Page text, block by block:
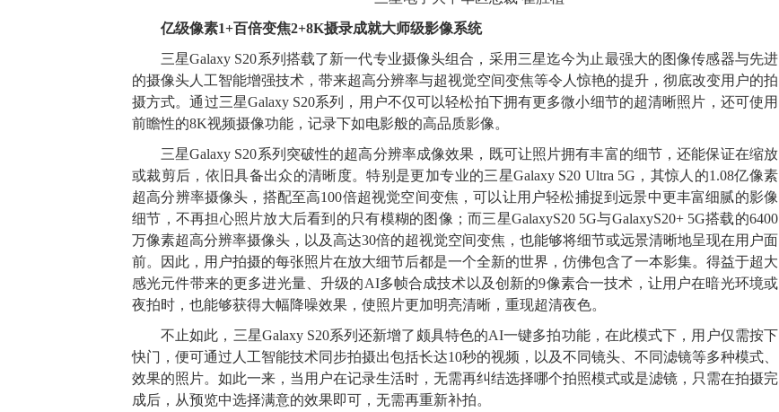
亿级像素1+百倍变焦2+8K摄录成就大师级影像系统
三星Galaxy S20系列搭载了新一代专业摄像头组合，采用三星迄今为止最强大的图像传感器与先进
的摄像头人工智能增强技术，带来超高分辨率与超视觉空间变焦等令人惊艳的提升，彻底改变用户的拍
摄方式。通过三星Galaxy S20系列，用户不仅可以轻松拍下拥有更多微小细节的超清晰照片，还可使用
前瞻性的8K视频摄像功能，记录下如电影般的高品质影像。
三星Galaxy S20系列突破性的超高分辨率成像效果，既可让照片拥有丰富的细节，还能保证在缩放
或裁剪后，依旧具备出众的清晰度。特别是更加专业的三星Galaxy S20 Ultra 5G，其惊人的1.08亿像素
超高分辨率摄像头，搭配至高100倍超视觉空间变焦，可以让用户轻松捕捉到远景中更丰富细腻的影像
细节，不再担心照片放大后看到的只有模糊的图像；而三星GalaxyS20 5G与GalaxyS20+ 5G搭载的6400
万像素超高分辨率摄像头，以及高达30倍的超视觉空间变焦，也能够将细节或远景清晰地呈现在用户面
前。因此，用户拍摄的每张照片在放大细节后都是一个全新的世界，仿佛包含了一本影集。得益于超大
感光元件带来的更多进光量、升级的AI多帧合成技术以及创新的9像素合一技术，让用户在暗光环境或
夜拍时，也能够获得大幅降噪效果，使照片更加明亮清晰，重现超清夜色。
不止如此，三星Galaxy S20系列还新增了颇具特色的AI一键多拍功能，在此模式下，用户仅需按下
快门，便可通过人工智能技术同步拍摄出包括长达10秒的视频，以及不同镜头、不同滤镜等多种模式、
效果的照片。如此一来，当用户在记录生活时，无需再纠结选择哪个拍照模式或是滤镜，只需在拍摄完
成后，从预览中选择满意的效果即可，无需再重新补拍。